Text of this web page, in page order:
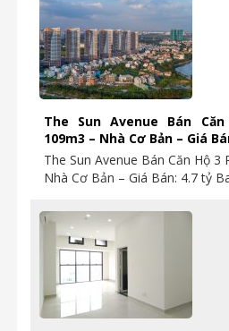
The Sun Avenue Bán
109m3 – Nhà Cơ Bản – Giá
The Sun Avenue Bán Căn Hộ
Nhà Cơ Bản – Giá Bán: 4.7 tỷ